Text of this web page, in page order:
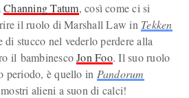
Channing Tatum, così come ci si
il ruolo di Marshall Law in Tekken
stucco nel vederlo perdere alla
il bambinescoJon Foo. Il suo ruolo
periodo, è quello in Pandorum
alieni a suon di calci!